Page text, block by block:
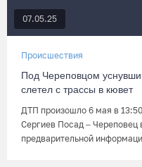
07.05.25
Происшествия
Под Череповцом
слетел с трассы в кювет
ДТП произошло 6 мая в
Сергиев Посад –
предварительной